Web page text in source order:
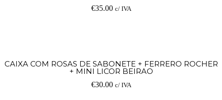
€35.00 c/ IVA
CAIXA COM ROSAS DE SABONETE + FERRERO ROCHER
+ MINI LICOR BEIRAO
€30.00 c/ IVA